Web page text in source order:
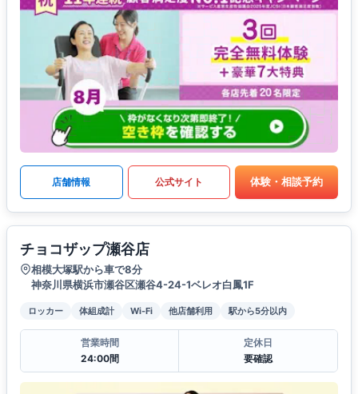
店舗情報 公式サイト 体験・相談予約
チョコザップ瀬谷店
相模大塚駅から車で8分
神奈川県横浜市瀬谷区瀬谷4-24-1ベレオ白鳳1F
ロッカー 体組成計 Wi-Fi 他店舗利用 駅から5分以内
営業時間
24:00間
定休日
要確認